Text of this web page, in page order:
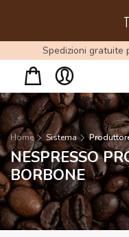
Spedizioni gratuite
Home Sistema
NESPRESSO
BORBONE